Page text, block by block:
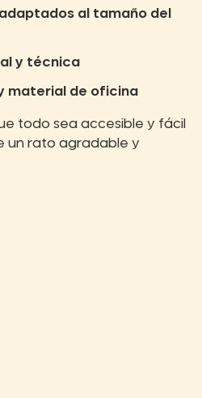
al tamaño del
y técnica
material de oficina
todo sea accesible y fácil
un rato agradable y